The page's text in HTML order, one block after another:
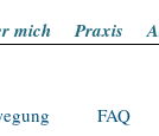
mich Praxis
FAQ